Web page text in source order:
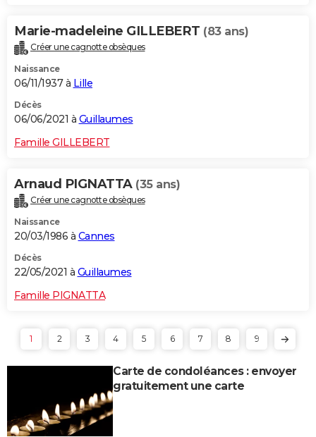
Marie-madeleine GILLEBERT (83 ans)
Créer une cagnotte obsèques
Naissance
06/11/1937 à Lille
Décès
06/06/2021 à Guillaumes
Famille GILLEBERT
Arnaud PIGNATTA (35 ans)
Créer une cagnotte obsèques
Naissance
20/03/1986 à Cannes
Décès
22/05/2021 à Guillaumes
Famille PIGNATTA
1 2 3 4 5 6 7 8 9
Carte de condoléances : envoyer
gratuitement une carte